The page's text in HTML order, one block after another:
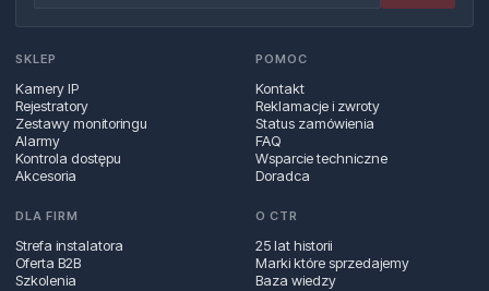
SKLEP
Kamery IP
Rejestratory
Zestawy monitoringu
Alarmy
Kontrola dostępu
Akcesoria
POMOC
Kontakt
Reklamacje i zwroty
Status zamówienia
FAQ
Wsparcie techniczne
Doradca
DLA FIRM
Strefa instalatora
Oferta B2B
Szkolenia
O CTR
25 lat historii
Marki które sprzedajemy
Baza wiedzy